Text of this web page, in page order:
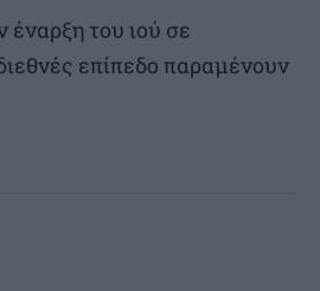
έναρξη του ιού σε
επίπεδο παραμένουν